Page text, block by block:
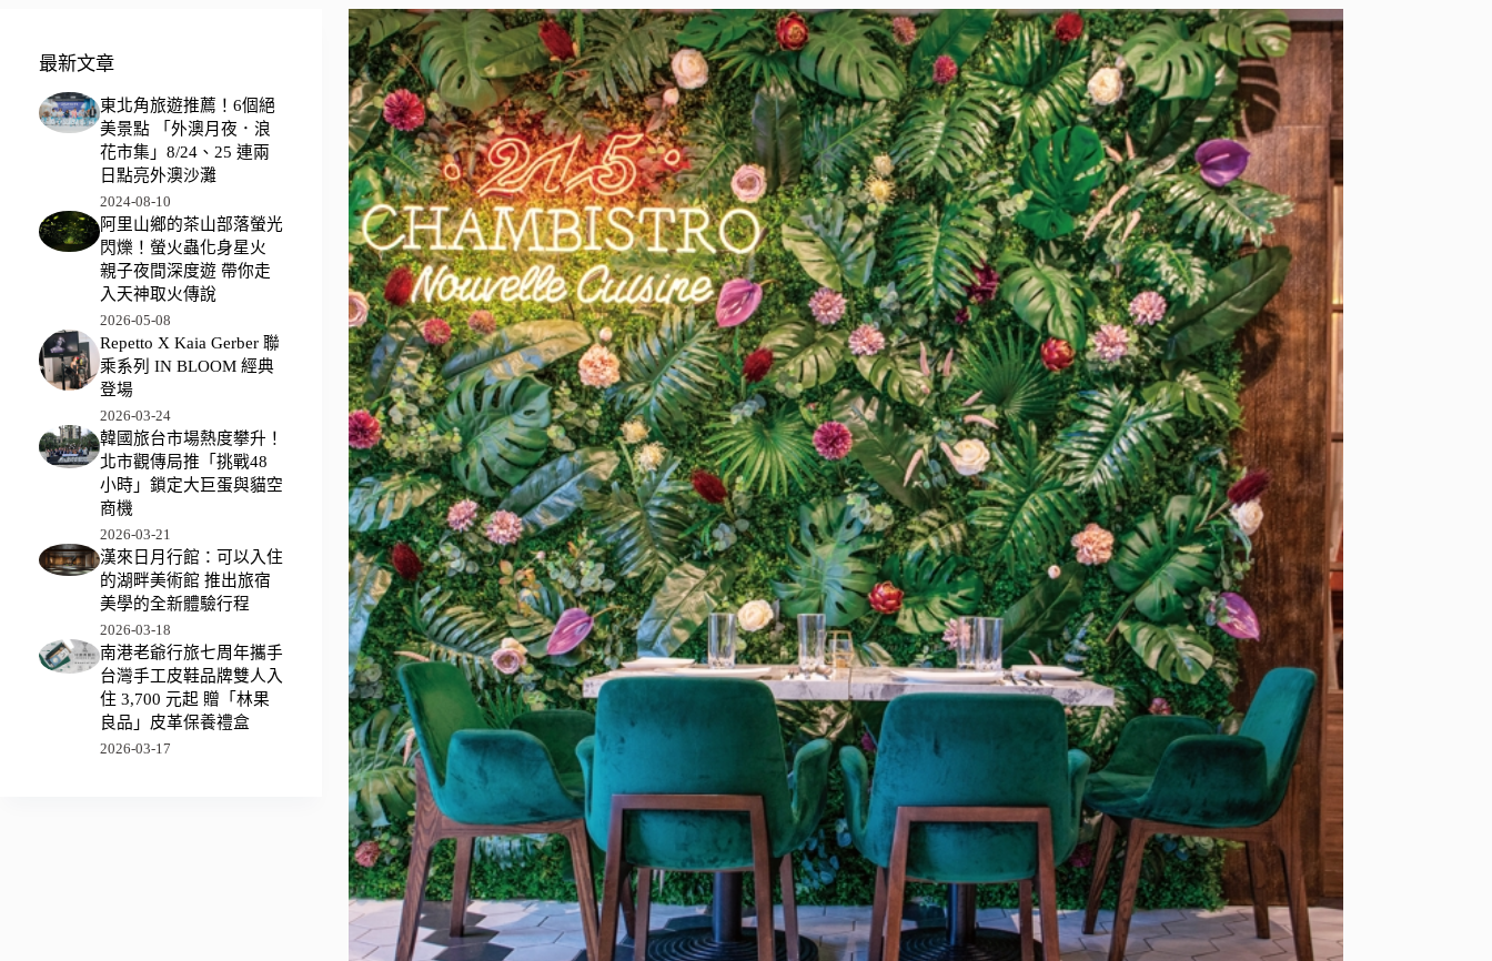
最新文章
東北角旅遊推薦！6個絕
美景點 「外澳月夜．浪
花市集」8/24、25 連兩
日點亮外澳沙灘
2024-08-10
阿里山鄉的茶山部落螢光
閃爍！螢火蟲化身星火
親子夜間深度遊 帶你走
入天神取火傳說
2026-05-08
Repetto X Kaia Gerber 聯
乘系列 IN BLOOM 經典
登場
2026-03-24
韓國旅台市場熱度攀升！
北市觀傳局推「挑戰48
小時」鎖定大巨蛋與貓空
商機
2026-03-21
漢來日月行館：可以入住
的湖畔美術館 推出旅宿
美學的全新體驗行程
2026-03-18
南港老爺行旅七周年攜手
台灣手工皮鞋品牌雙人入
住 3,700 元起 贈「林果
良品」皮革保養禮盒
2026-03-17